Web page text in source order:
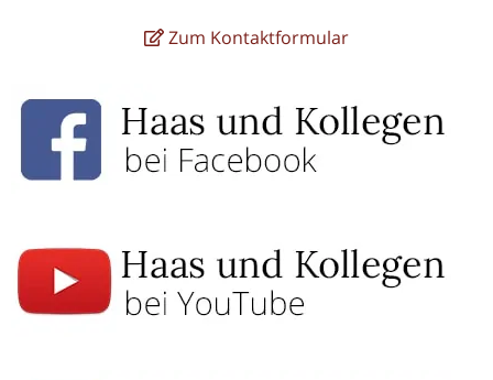
Zum Kontaktformular